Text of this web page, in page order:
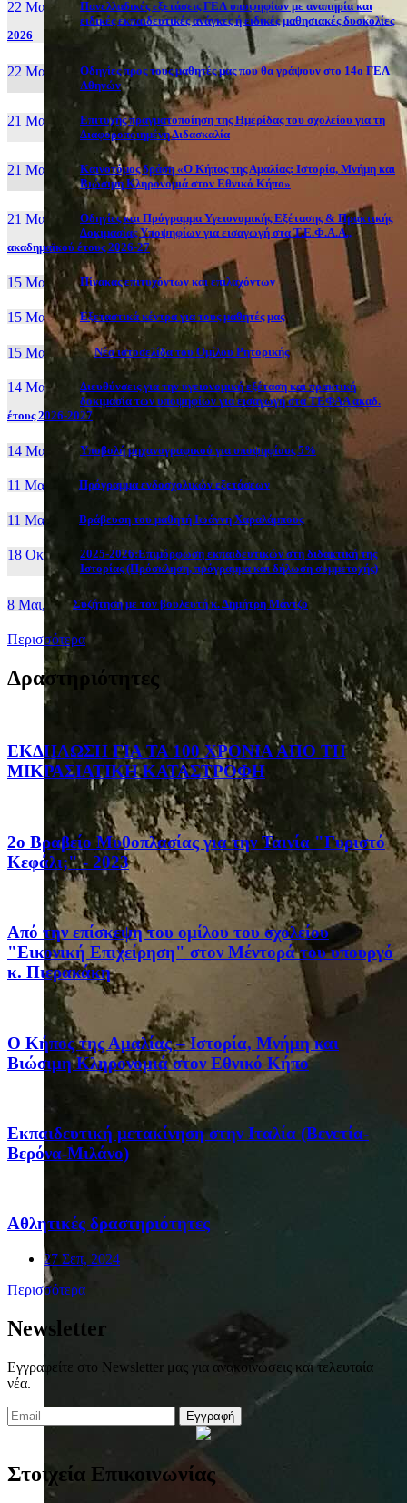
22 Μαι, 26
Πανελλαδικές εξετάσεις ΓΕΛ υποψηφίων με αναπηρία και
ειδικές εκπαιδευτικές ανάγκες ή ειδικές μαθησιακές δυσκολίες
2026
22 Μαι, 26
Οδηγίες προς τους μαθητές μας που θα γράψουν στο 14ο ΓΕΛ
Αθηνών
21 Μαι, 26
Επιτυχής πραγματοποίηση της Ημερίδας του σχολείου για τη
Διαφοροποιημένη Διδασκαλία
21 Μαι, 26
Καινοτόμος δράση «Ο Κήπος της Αμαλίας: Ιστορία, Μνήμη και
Βιώσιμη Κληρονομιά στον Εθνικό Κήπο»
21 Μαι, 26
Οδηγίες και Πρόγραμμα Υγειονομικής Εξέτασης & Πρακτικής
Δοκιμασίας Υποψηφίων για εισαγωγή στα Τ.Ε.Φ.Α.Α.,
ακαδημαϊκού έτους 2026-27
15 Μαι, 26 Πίνακας επιτυχόντων και επιλαχόντων
15 Μαι, 26 Εξεταστικά κέντρα για τους μαθητές μας
15 Μαι, 2026 Νέα ιστοσελίδα του Ομίλου Ρητορικής
14 Μαι, 26
Διευθύνσεις για την υγειονομική εξέταση και πρακτική
δοκιμασία των υποψηφίων για εισαγωγή στα ΤΕΦΑΑ ακαδ.
έτους 2026-2027
14 Μαι, 26 Yποβολή μηχανογραφικού για υποψηφίους 5%
11 Μαι, 26 Πρόγραμμα ενδοσχολικών εξετάσεων
11 Μαι, 26 Βράβευση του μαθητή Ιωάννη Χαραλάμπους
18 Οκτ, 25
2025-2026:Επιμόρφωση εκπαιδευτικών στη διδακτική της
Ιστορίας (Πρόσκληση, πρόγραμμα και δήλωση συμμετοχής)
8 Μαι, 26 Συζήτηση με τον βουλευτή κ. Δημήτρη Μάντζο
Περισσότερα
Δραστηριότητες
ΕΚΔΗΛΩΣΗ ΓΙΑ ΤΑ 100 ΧΡΟΝΙΑ ΑΠΟ ΤΗ
ΜΙΚΡΑΣΙΑΤΙΚΗ ΚΑΤΑΣΤΡΟΦΗ
2ο Βραβείο Μυθοπλασίας για την Ταινία "Γυριστό
Κεφάλι;" - 2023
Από την επίσκεψη του ομίλου του σχολείου
"Εικονική Επιχείρηση" στον Μέντορά του υπουργό
κ. Πιερακάκη
Ο Κήπος της Αμαλίας – Ιστορία, Μνήμη και
Βιώσιμη Κληρονομιά στον Εθνικό Κήπο
Eκπαιδευτική μετακίνηση στην Ιταλία (Βενετία-
Βερόνα-Μιλάνο)
Αθλητικές δραστηριότητες
27 Σεπ, 2024
Περισσότερα
Newsletter
Εγγραφείτε στο Newsletter μας για ανακοινώσεις και τελευταία
νέα.
Εγγραφή
Στοιχεία Επικοινωνίας